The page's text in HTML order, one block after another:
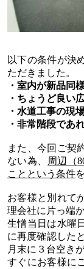
以下の条件が決
ただきました。
・室内が新品同
・ちょうど良い
・水道工事の現
・非常階段であ
また、今回ご契
ない為、
周辺（
ことという条件
お客様と別れて
理会社に片っ端
生憎当日は水曜
に再度確認した
月末に３台空き
すぐにお客様に